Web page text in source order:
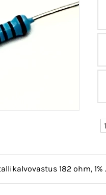
182 ohm, 1%